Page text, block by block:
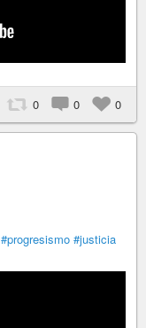
0 0 0
#progresismo #justicia